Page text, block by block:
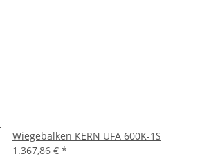
Wiegebalken KERN UFA 600K-1S
1.367,86 € *